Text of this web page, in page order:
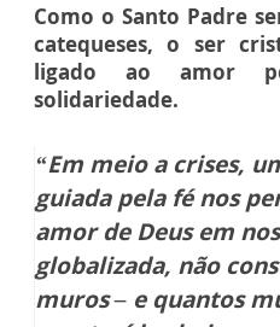
Como o Santo Padre
catequeses, o ser
ligado ao amor
solidariedade.
“Em meio a crises,
guiada pela fé nos
amor de Deus em
globalizada, não
muros – e quantos